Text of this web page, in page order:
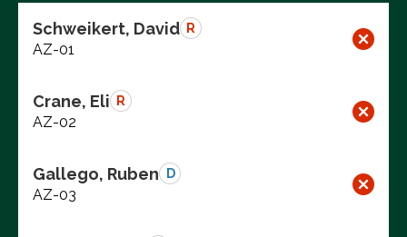
Schweikert, David R
AZ-01
Crane, Eli R
AZ-02
Gallego, Ruben D
AZ-03